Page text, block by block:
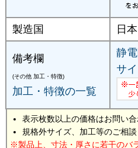
製造国 日本
備考欄
(その他 加工・特徴)
加工・特徴の一覧
静
サ
表示枚数以上の価格はお問い合
規格外サイズ、加工等のご相談
製品上、寸法・厚さに若干のバ